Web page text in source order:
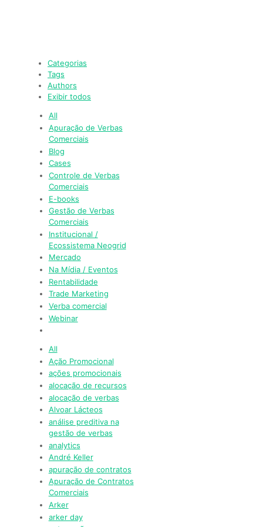
Categorias
Tags
Authors
Exibir todos
All
Apuração de Verbas
Comerciais
Blog
Cases
Controle de Verbas
Comerciais
E-books
Gestão de Verbas
Comerciais
Institucional /
Ecossistema Neogrid
Mercado
Na Mídia / Eventos
Rentabilidade
Trade Marketing
Verba comercial
Webinar
All
Ação Promocional
ações promocionais
alocação de recursos
alocação de verbas
Alvoar Lácteos
análise preditiva na
gestão de verbas
analytics
André Keller
apuração de contratos
Apuração de Contratos
Comerciais
Arker
arker day